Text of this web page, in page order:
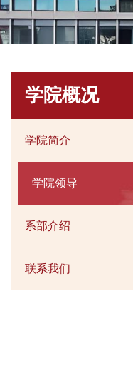
学院概况
学院简介
学院领导
系部介绍
联系我们